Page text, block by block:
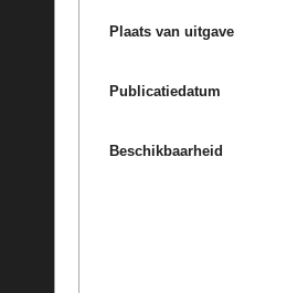
Plaats van uitgave
Publicatiedatum
Beschikbaarheid